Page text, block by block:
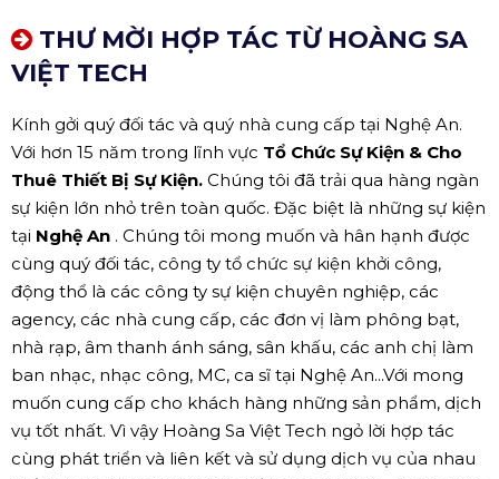
THƯ MỜI HỢP TÁC TỪ HOÀNG SA
VIỆT TECH
Kính gởi quý đối tác và quý nhà cung cấp tại Nghệ An.
Với hơn 15 năm trong lĩnh vực Tổ Chức Sự Kiện & Cho
Thuê Thiết Bị Sự Kiện. Chúng tôi đã trải qua hàng ngàn
sự kiện lớn nhỏ trên toàn quốc. Đặc biệt là những sự kiện
tại Nghệ An . Chúng tôi mong muốn và hân hạnh được
cùng quý đối tác, công ty tổ chức sự kiện khởi công,
động thổ là các công ty sự kiện chuyên nghiệp, các
agency, các nhà cung cấp, các đơn vị làm phông bạt,
nhà rạp, âm thanh ánh sáng, sân khấu, các anh chị làm
ban nhạc, nhạc công, MC, ca sĩ tại Nghệ An...Với mong
muốn cung cấp cho khách hàng những sản phẩm, dịch
vụ tốt nhất. Vì vậy Hoàng Sa Việt Tech ngỏ lời hợp tác
cùng phát triển và liên kết và sử dụng dịch vụ của nhau